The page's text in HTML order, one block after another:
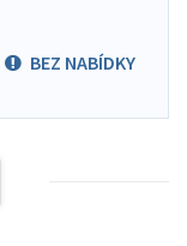
BEZ NABÍDKY